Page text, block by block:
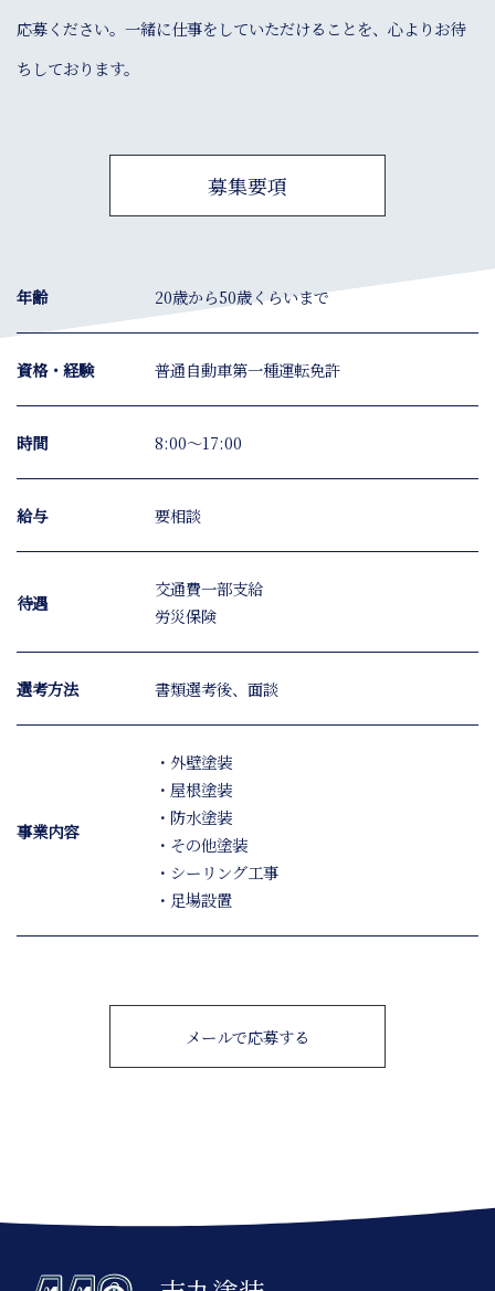
応募ください。一緒に仕事をしていただけることを、心よりお待
ちしております。
募集要項
年齢 20歳から50歳くらいまで
資格・経験 普通自動車第一種運転免許
時間 8:00～17:00
給与 要相談
待遇
交通費一部支給
労災保険
選考方法 書類選考後、面談
事業内容
・外壁塗装
・屋根塗装
・防水塗装
・その他塗装
・シーリング工事
・足場設置
メールで応募する